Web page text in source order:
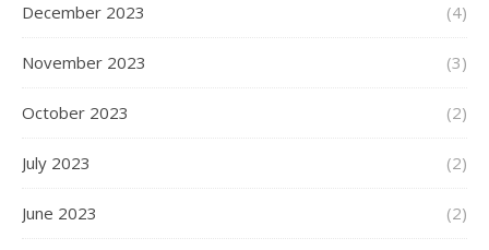
December 2023 (4)
November 2023 (3)
October 2023 (2)
July 2023 (2)
June 2023 (2)